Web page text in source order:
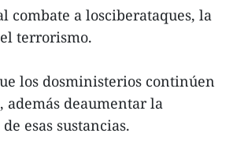
combate a losciberataques, la
terrorismo.
los dosministerios continúen
además deaumentar la
esas sustancias.